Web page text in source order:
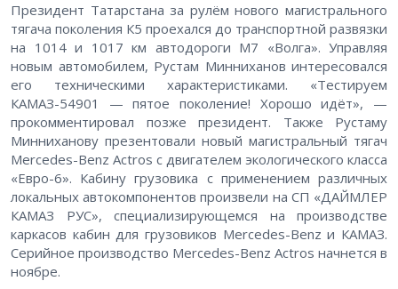
Президент Татарстана за рулём нового магистрального
тягача поколения К5 проехался до транспортной развязки
на 1014 и 1017 км автодороги М7 «Волга». Управляя
новым автомобилем, Рустам Минниханов интересовался
его техническими характеристиками. «Тестируем
КАМАЗ-54901 — пятое поколение! Хорошо идёт», —
прокомментировал позже президент. Также Рустаму
Минниханову презентовали новый магистральный тягач
Mercedes-Benz Actros с двигателем экологического класса
«Евро-6». Кабину грузовика с применением различных
локальных автокомпонентов произвели на СП «ДАЙМЛЕР
КАМАЗ РУС», специализирующемся на производстве
каркасов кабин для грузовиков Mercedes-Benz и КАМАЗ.
Серийное производство Mercedes-Benz Actros начнется в
ноябре.